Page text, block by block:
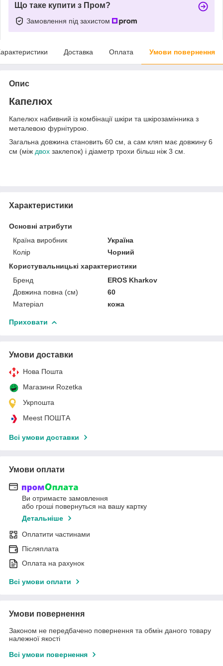
Що таке купити з Пром?
Замовлення під захистом
Доставка Оплата Умови повернення
Опис
Капелюх
Капелюх набивний із комбінації шкіри та шкірозамінника з
металевою фурнітурою.
Загальна довжина становить 60 см, а сам кляп має довжину 6
см (між двох заклепок) і діаметр трохи більш ніж 3 см.
Характеристики
Основні атрибути
Країна виробник
Україна
Колір
Чорний
Користувальницькі характеристики
Бренд
EROS Kharkov
Довжина повна (см)
60
Матеріал
кожа
Приховати
Умови доставки
Нова Пошта
Магазини Rozetka
Укрпошта
Meest ПОШТА
Всі умови доставки
Умови оплати
Ви отримаєте замовлення
або гроші повернуться на вашу картку
Детальніше
Оплатити частинами
Післяплата
Оплата на рахунок
Всі умови оплати
Умови повернення
Законом не передбачено повернення та обмін даного товару
належної якості
Всі умови повернення